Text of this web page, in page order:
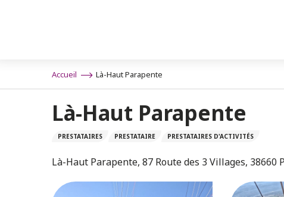
Accueil Là-Haut Parapente
Là-Haut Parapente
PRESTATAIRES PRESTATAIRE PRESTATAIRES D'ACTIVITÉS
Là-Haut Parapente, 87 Route des 3 Villages, 38660